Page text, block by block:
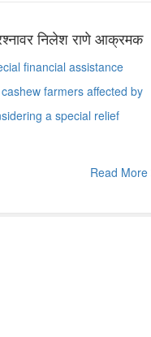
निलेश राणे आक्रमक
financial assistance
farmers affected by
a special relief
Read More